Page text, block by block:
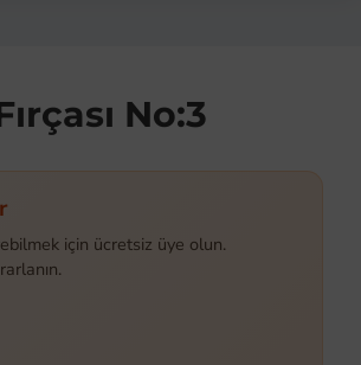
No:3
için ücretsiz üye olun.